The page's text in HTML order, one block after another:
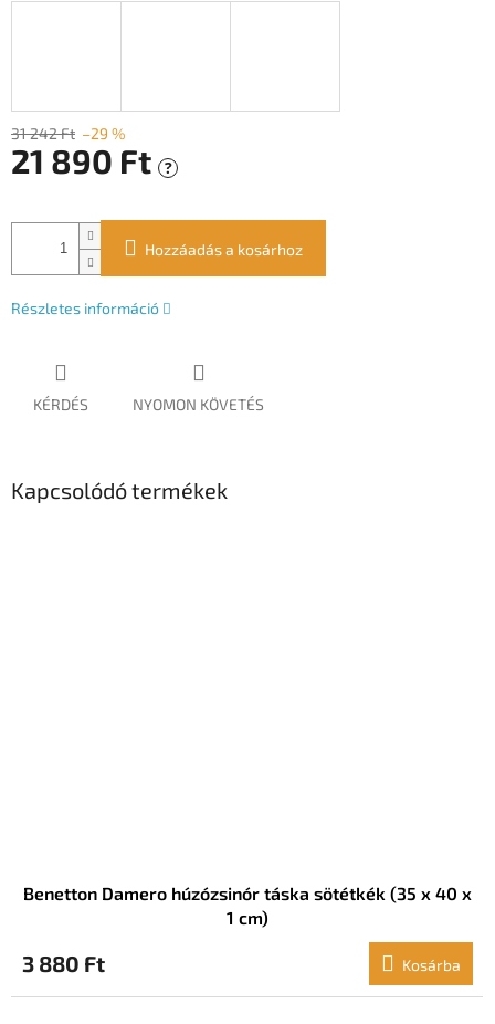
31 242 Ft –29 %
21 890 Ft ?
Hozzáadás a kosárhoz
Részletes információ
KÉRDÉS NYOMON KÖVETÉS
Kapcsolódó termékek
Benetton Damero húzózsinór táska sötétkék (35 x 40 x
1 cm)
3 880 Ft Kosárba